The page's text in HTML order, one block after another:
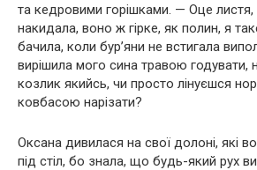
та кедровими горішками. — Оце
накидала, воно ж гірке, як полин, я
бачила, коли бур’яни не встигала
вирішила мого сина травою годувати,
козлик якийсь, чи просто лінуєшся
ковбасою нарізати?
Оксана дивилася на свої долоні, які
під стіл, бо знала, що будь-який рух